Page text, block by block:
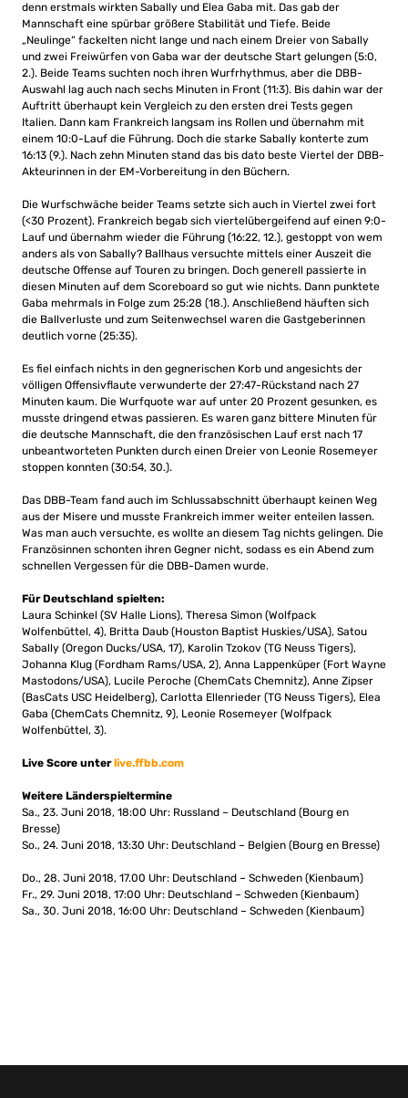
denn erstmals wirkten Sabally und Elea Gaba mit. Das gab der
Mannschaft eine spürbar größere Stabilität und Tiefe. Beide
„Neulinge“ fackelten nicht lange und nach einem Dreier von Sabally
und zwei Freiwürfen von Gaba war der deutsche Start gelungen (5:0,
2.). Beide Teams suchten noch ihren Wurfrhythmus, aber die DBB-
Auswahl lag auch nach sechs Minuten in Front (11:3). Bis dahin war der
Auftritt überhaupt kein Vergleich zu den ersten drei Tests gegen
Italien. Dann kam Frankreich langsam ins Rollen und übernahm mit
einem 10:0-Lauf die Führung. Doch die starke Sabally konterte zum
16:13 (9.). Nach zehn Minuten stand das bis dato beste Viertel der DBB-
Akteurinnen in der EM-Vorbereitung in den Büchern.
Die Wurfschwäche beider Teams setzte sich auch in Viertel zwei fort
(<30 Prozent). Frankreich begab sich viertelübergeifend auf einen 9:0-
Lauf und übernahm wieder die Führung (16:22, 12.), gestoppt von wem
anders als von Sabally? Ballhaus versuchte mittels einer Auszeit die
deutsche Offense auf Touren zu bringen. Doch generell passierte in
diesen Minuten auf dem Scoreboard so gut wie nichts. Dann punktete
Gaba mehrmals in Folge zum 25:28 (18.). Anschließend häuften sich
die Ballverluste und zum Seitenwechsel waren die Gastgeberinnen
deutlich vorne (25:35).
Es fiel einfach nichts in den gegnerischen Korb und angesichts der
völligen Offensivflaute verwunderte der 27:47-Rückstand nach 27
Minuten kaum. Die Wurfquote war auf unter 20 Prozent gesunken, es
musste dringend etwas passieren. Es waren ganz bittere Minuten für
die deutsche Mannschaft, die den französischen Lauf erst nach 17
unbeantworteten Punkten durch einen Dreier von Leonie Rosemeyer
stoppen konnten (30:54, 30.).
Das DBB-Team fand auch im Schlussabschnitt überhaupt keinen Weg
aus der Misere und musste Frankreich immer weiter enteilen lassen.
Was man auch versuchte, es wollte an diesem Tag nichts gelingen. Die
Französinnen schonten ihren Gegner nicht, sodass es ein Abend zum
schnellen Vergessen für die DBB-Damen wurde.
Für Deutschland spielten:
Laura Schinkel (SV Halle Lions), Theresa Simon (Wolfpack
Wolfenbüttel, 4), Britta Daub (Houston Baptist Huskies/USA), Satou
Sabally (Oregon Ducks/USA, 17), Karolin Tzokov (TG Neuss Tigers),
Johanna Klug (Fordham Rams/USA, 2), Anna Lappenküper (Fort Wayne
Mastodons/USA), Lucile Peroche (ChemCats Chemnitz), Anne Zipser
(BasCats USC Heidelberg), Carlotta Ellenrieder (TG Neuss Tigers), Elea
Gaba (ChemCats Chemnitz, 9), Leonie Rosemeyer (Wolfpack
Wolfenbüttel, 3).
Live Score unterlive.ffbb.com
Weitere Länderspieltermine
Sa., 23. Juni 2018, 18:00 Uhr: Russland – Deutschland (Bourg en
Bresse)
So., 24. Juni 2018, 13:30 Uhr: Deutschland – Belgien (Bourg en Bresse)
Do., 28. Juni 2018, 17.00 Uhr: Deutschland – Schweden (Kienbaum)
Fr., 29. Juni 2018, 17:00 Uhr: Deutschland – Schweden (Kienbaum)
Sa., 30. Juni 2018, 16:00 Uhr: Deutschland – Schweden (Kienbaum)